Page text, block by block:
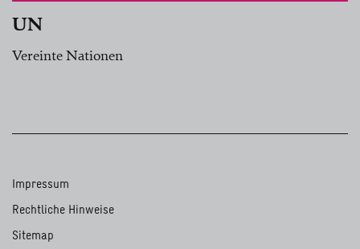
UN
Vereinte Nationen
Impressum
Rechtliche Hinweise
Sitemap